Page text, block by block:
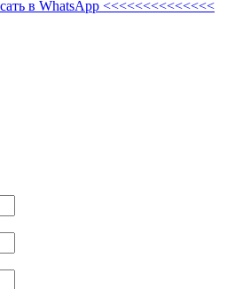
в WhatsApp <<<<<<<<<<<<<<